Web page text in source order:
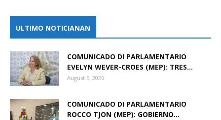
ULTIMO NOTICIANAN
COMUNICADO DI PARLAMENTARIO
EVELYN WEVER-CROES (MEP): TRES...
August 5, 2026
COMUNICADO DI PARLAMENTARIO
ROCCO TJON (MEP): GOBIERNO...